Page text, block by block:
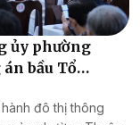
ủy phường
bầu Tổ
tuyến trên
đô thị thông